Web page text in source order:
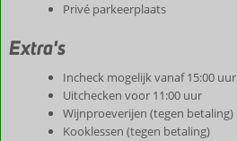
Privé parkeerplaats
Extra's
Incheck mogelijk vanaf 15:00 uur
Uitchecken voor 11:00 uur
Wijnproeverijen (tegen betaling)
Kooklessen (tegen betaling)